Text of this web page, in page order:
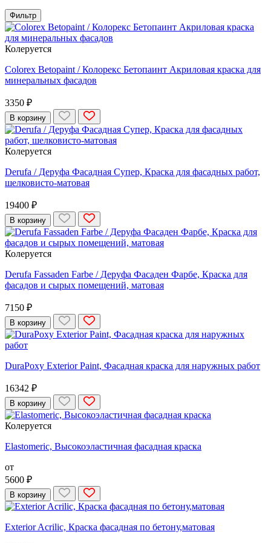
Фильтр
Колеруется
Colorex Betopaint / Колорекс Бетопаинт Акриловая краска для
минеральных фасадов
3350 ₽
В корзину
Колеруется
Derufa / Деруфа Фасадная Супер, Краска для фасадных работ,
шелковисто-матовая
19400 ₽
В корзину
Колеруется
Derufa Fassaden Farbe / Деруфа Фасаден Фарбе, Краска для
фасадов и сырых помещений, матовая
7150 ₽
В корзину
DuraPoxy Exterior Paint, Фасадная краска для наружных работ
16342 ₽
В корзину
Колеруется
Elastomeric, Высокоэластичная фасадная краска
от
5600 ₽
В корзину
Exterior Acrilic, Краска фасадная по бетону,матовая